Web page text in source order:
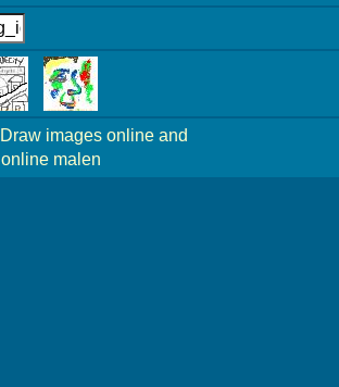
Draw images online and
online malen